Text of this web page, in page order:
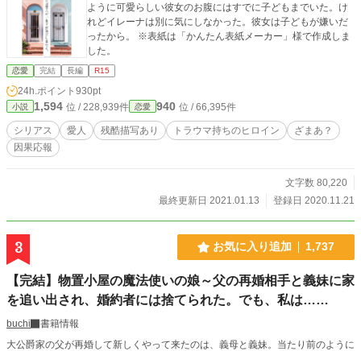
ように可愛らしい彼女のお腹にはすでに子どもまでいた。け
れどイレーナは別に気にしなかった。彼女は子どもが嫌いだ
ったから。 ※表紙は「かんたん表紙メーカー」様で作成しま
した。
恋愛 完結 長編 R15
24h.ポイント 930pt
小説 1,594 位 / 228,939件 恋愛 940 位 / 66,395件
シリアス 愛人 残酷描写あり トラウマ持ちのヒロイン
ざまあ？
因果応報
文字数 80,220
最終更新日 2021.01.13
登録日 2020.11.21
3 お気に入り追加 1,737
【完結】物置小屋の魔法使いの娘～父の再婚相手と義妹に家
を追い出され、婚約者には捨てられた。でも、私は……
buchi
書籍情報
大公爵家の父が再婚して新しくやって来たのは、義母と義妹。当たり前のように